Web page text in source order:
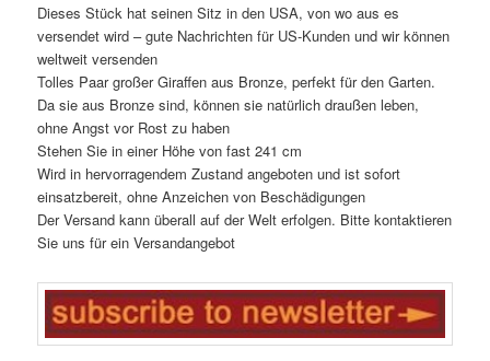
Dieses Stück hat seinen Sitz in den USA, von wo aus es
versendet wird – gute Nachrichten für US-Kunden und wir können
weltweit versenden
Tolles Paar großer Giraffen aus Bronze, perfekt für den Garten.
Da sie aus Bronze sind, können sie natürlich draußen leben,
ohne Angst vor Rost zu haben
Stehen Sie in einer Höhe von fast 241 cm
Wird in hervorragendem Zustand angeboten und ist sofort
einsatzbereit, ohne Anzeichen von Beschädigungen
Der Versand kann überall auf der Welt erfolgen. Bitte kontaktieren
Sie uns für ein Versandangebot